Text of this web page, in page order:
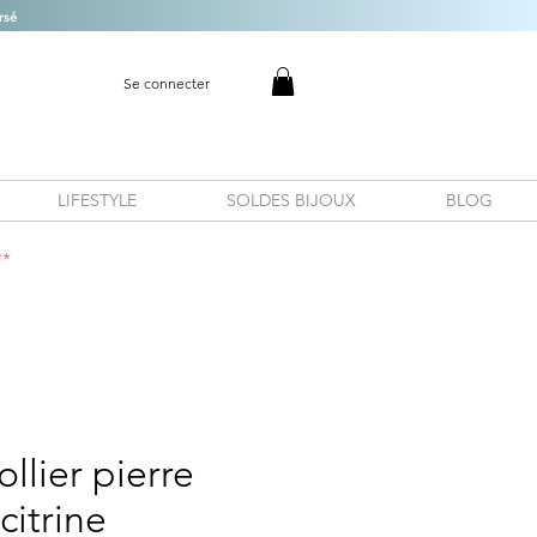
Se connecter
LIFESTYLE SOLDES BIJOUX BLOG
pierre